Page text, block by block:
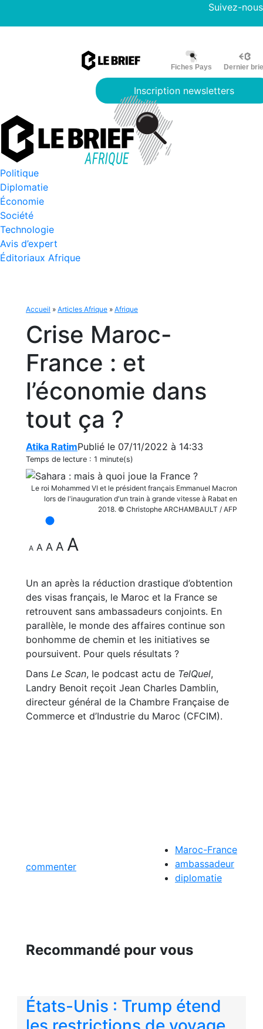
Suivez-nous
Fiches Pays Dernier
Inscription newsletters
Politique
Diplomatie
Économie
Société
Technologie
Avis d’expert
Éditoriaux Afrique
Accueil » Articles Afrique » Afrique
Crise Maroc-
France : et
l’économie dans
tout ça ?
Atika RatimPublié le 07/11/2022 à 14:33
Temps de lecture : 1 minute(s)
Le roi Mohammed VI et le président français Emmanuel Macron
lors de l'inauguration d'un train à grande vitesse à Rabat en
2018. © Christophe ARCHAMBAULT / AFP
A A A A A
Un an après la réduction drastique d’obtention
des visas français, le Maroc et la France se
retrouvent sans ambassadeurs conjoints. En
parallèle, le monde des affaires continue son
bonhomme de chemin et les initiatives se
poursuivent. Pour quels résultats ?
Dans Le Scan, le podcast actu de TelQuel,
Landry Benoit reçoit Jean Charles Damblin,
directeur général de la Chambre Française de
Commerce et d’Industrie du Maroc (CFCIM).
commenter
Maroc-France
ambassadeur
diplomatie
Recommandé pour vous
États-Unis : Trump étend